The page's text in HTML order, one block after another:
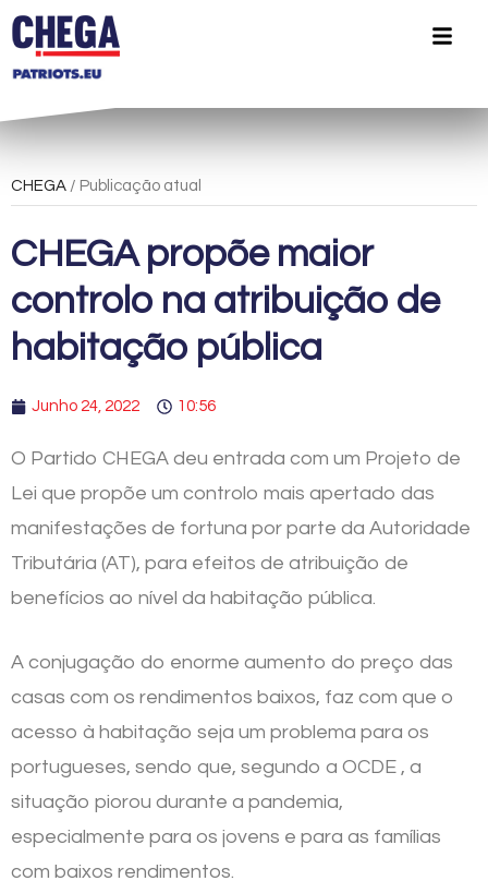
CHEGA / Publicação atual
CHEGA propõe maior
controlo na atribuição de
habitação pública
Junho 24, 2022 10:56
O Partido CHEGA deu entrada com um Projeto de
Lei que propõe um controlo mais apertado das
manifestações de fortuna por parte da Autoridade
Tributária (AT), para efeitos de atribuição de
benefícios ao nível da habitação pública.
A conjugação do enorme aumento do preço das
casas com os rendimentos baixos, faz com que o
acesso à habitação seja um problema para os
portugueses, sendo que, segundo a OCDE , a
situação piorou durante a pandemia,
especialmente para os jovens e para as famílias
com baixos rendimentos.